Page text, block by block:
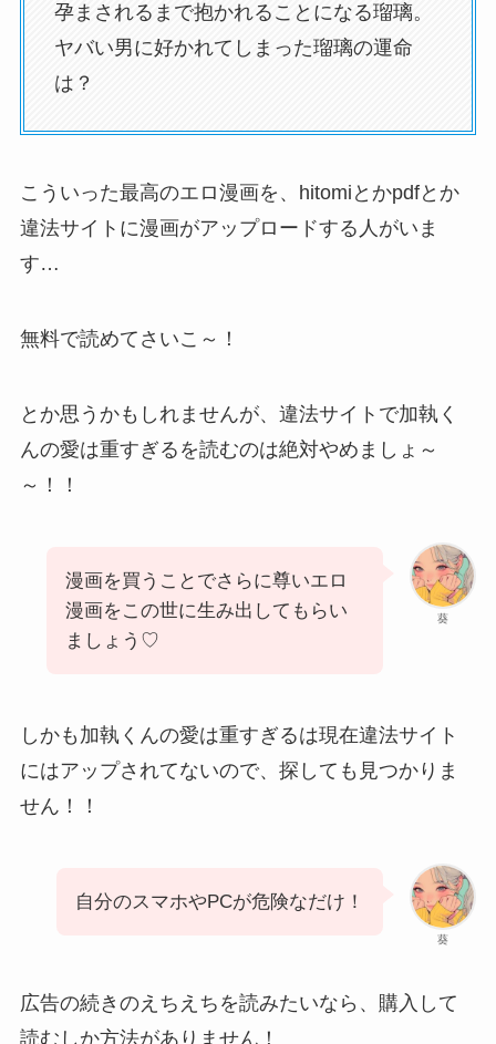
孕まされるまで抱かれることになる瑠璃。
ヤバい男に好かれてしまった瑠璃の運命
は？
こういった最高のエロ漫画を、hitomiとかpdfとか
違法サイトに漫画がアップロードする人がいま
す…
無料で読めてさいこ～！
とか思うかもしれませんが、違法サイトで加執く
んの愛は重すぎるを読むのは絶対やめましょ～
～！！
葵
漫画を買うことでさらに尊いエロ
漫画をこの世に生み出してもらい
ましょう♡
しかも加執くんの愛は重すぎるは現在違法サイト
にはアップされてないので、探しても見つかりま
せん！！
葵
自分のスマホやPCが危険なだけ！
広告の続きのえちえちを読みたいなら、購入して
読むしか方法がありません！